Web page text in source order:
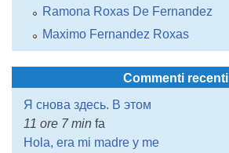
Ramona Roxas De Fernandez
Maximo Fernandez Roxas
Commenti recenti
Я снова здесь. В этом
11 ore 7 min fa
Hola, era mi madre y me